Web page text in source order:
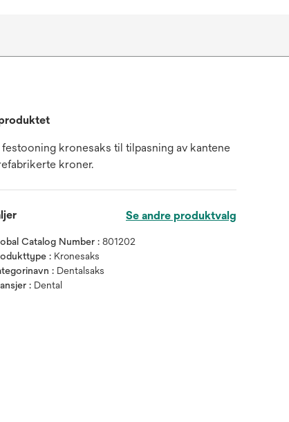
festooning kronesaks til tilpasning av kantene
kroner.
Se andre produktvalg
Catalog Number :801202
: Kronesaks
: Dentalsaks
: Dental